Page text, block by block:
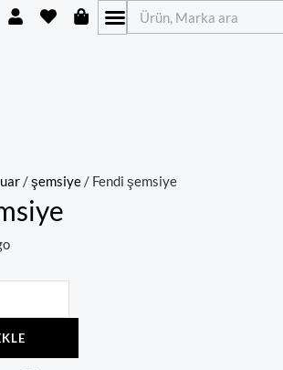
Ara
U
s
H
e
S
h
a
g
/şemsiye/ Fendi şemsiye